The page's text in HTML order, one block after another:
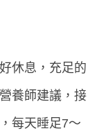
休息，充足的
養師建議，接
每天睡足7～